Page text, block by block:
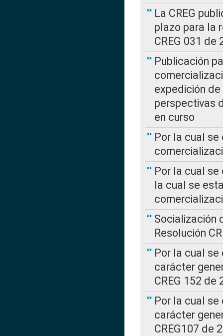
La CREG
plazo para la
CREG 031 de
Publicación
expedición de
perspectivas
en curso
Por la cual
Por la cual se
la cual se
Socialización
Resolución
Por la cual
carácter
CREG 152 de
Por la cual
carácter
CREG107 de